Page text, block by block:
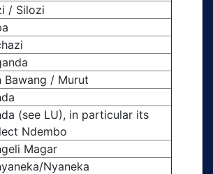
/ Silozi
Bawang / Murut
(see LU), in particular its
Ndembo
Magar
Nyaneka